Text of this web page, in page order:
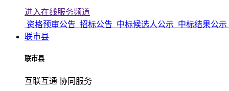
进入在线服务频道
资格预审公告 招标公告 中标候选人公示 中标结果公示
联市县
联市县
互联互通 协同服务